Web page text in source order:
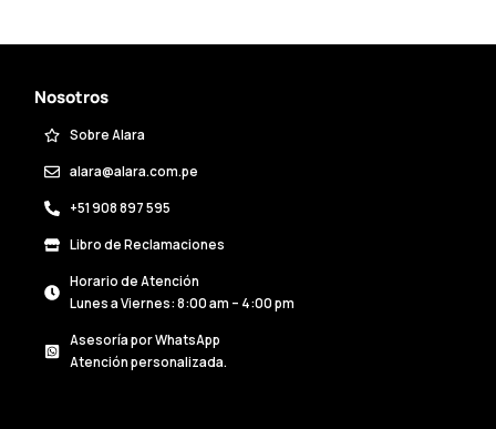
Nosotros
Sobre Alara
alara@alara.com.pe
+51 908 897 595
Libro de Reclamaciones
Horario de Atención
Lunes a Viernes: 8:00 am – 4:00 pm
Asesoría por WhatsApp
Atención personalizada.